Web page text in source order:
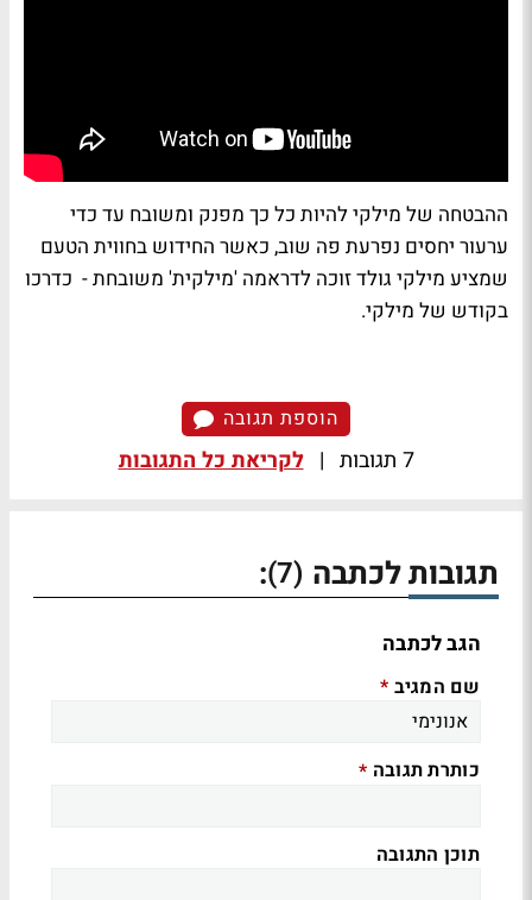
ההבטחה של מילקי להיות כל כך מפנק ומשובח עד כדי
ערעור יחסים נפרעת פה שוב, כאשר החידוש בחווית הטעם
שמציע מילקי גולד זוכה לדראמה 'מילקית' משובחת - כדרכו
בקודש של מילקי.
הוספת תגובה
7 תגובות | לקריאת כל התגובות
תגובות לכתבה (7)
:
הגב לכתבה
שם המגיב *
כותרת תגובה *
תוכן התגובה